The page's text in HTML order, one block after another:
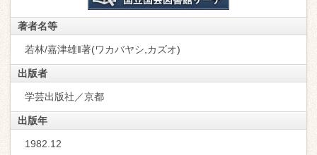
著者名等
若林/嘉津雄‖著(ワカバヤシ,カズオ)
出版者
学芸出版社／京都
出版年
1982.12